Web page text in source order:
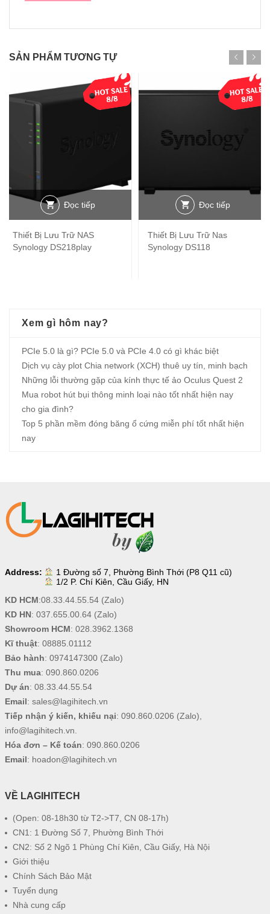
SẢN PHẨM TƯƠNG TỰ
Đọc tiếp
Thiết Bị Lưu Trữ NAS
Synology DS218play
Đọc tiếp
Thiết Bị Lưu Trữ Nas
Synology DS118
Xem gì hôm nay?
PCIe 5.0 là gì? PCIe 5.0 và PCIe 4.0 có gì khác biệt
Dịch vụ cày plot Chia network (XCH) thuê uy tín, minh bạch
Những lỗi thường gặp của kính thực tế ảo Oculus Quest 2
Mua robot hút bụi thông minh loại nào tốt nhất hiện nay
cho gia đình?
Top 5 phần mềm đóng băng ổ cứng miễn phí tốt nhất hiện
nay
Address:
1 Đường số 7, Phường Bình Thới (P8 Q11 cũ)
1/2 P. Chí Kiên, Cầu Giấy, HN
KD HCM:08.33.44.55.54(Zalo)
KD HN: 037.655.00.64(Zalo)
Showroom HCM: 028.3962.1368
Kĩ thuật: 08885.01112
Bảo hành: 0974147300(Zalo)
Thu mua: 090.860.0206
Dự án: 08.33.44.55.54
Email: sales@lagihitech.vn
Tiếp nhận ý kiến, khiếu nại: 090.860.0206 (Zalo),
info@lagihitech.vn
Hóa đơn – Kế toán: 090.860.0206
Email: hoadon@lagihitech.vn
VỀ LAGIHITECH
(Open: 08-18h30 từ T2->T7, CN 08-17h)
CN1: 1 Đường Số 7, Phường Bình Thới
CN2: Số 2 Ngõ 1 Phùng Chí Kiên, Cầu Giấy, Hà Nội
Giới thiệu
Chính Sách Bảo Mật
Tuyển dụng
Nhà cung cấp